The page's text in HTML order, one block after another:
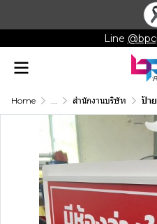
Line
Home ... สำนักงานบริษัท ป้ายห้